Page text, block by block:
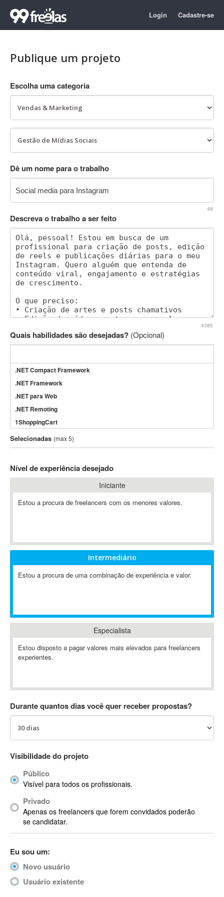
Login Cadastre-se
Publique um projeto
Escolha uma categoria
Dê um nome para o trabalho
48
Descreva o trabalho a ser feito
4385
Quais habilidades são desejadas? (Opcional)
.NET Compact Framework
.NET Framework
.NET para Web
.NET Remoting
1ShoppingCart
3DS Max
3GSM
802.11
A-GPS
ABAP
Abaqus
ABBYY FineReader
Ableton
Ableton Push
Abstract
AC3
ACID Pro
ACPI
Acrobat
Acrobat X
Acronis
ACT
Actimize
ActionScript
ActionScript 3
Selecionadas (max 5)
Nível de experiência desejado
Iniciante
Estou a procura de freelancers com os menores valores.
Intermediário
Estou a procura de uma combinação de experiência e valor.
Especialista
Estou disposto a pagar valores mais elevados para freelancers
experientes.
Durante quantos dias você quer receber propostas?
Visibilidade do projeto
Público
Visível para todos os profissionais.
Privado
Apenas os freelancers que forem convidados poderão
se candidatar.
Eu sou um:
Novo usuário
Usuário existente